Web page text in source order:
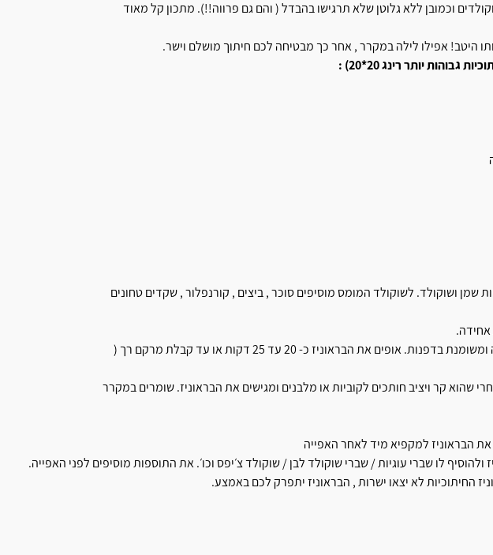
וכמובן ללא גלוטן שלא תרגישו בהבדל ( והם גם פרווה!!). מתכון קל מאוד
היטב! אפילו לילה במקרר , אחר כך מבטיחה לכם חיתוך מושלם וישר.
במיקרוגל בפולסים של 30 שניות שמן ושוקולד. לשוקולד המומס מוסיפים סוכר , ביצים , קורנפלור , שקדים טחונים
אחידה.
מעבירים לתבנית מרופדת בנייר אפייה ומשומנת בדפנות. אופים את הבראוניז כ- 20 עד 25 דקות או עד קבלת מרקם רך (
שהוא קר ויציב חותכים לקוביות או מלבנים ומגישים את הבראוניז. שומרים במקרר
הבראוניז למקפיא מיד לאחר האפייה
לו שברי עוגיות / שברי שוקולד לבן / שוקולד צ׳יפס וכו׳. את התוספות מוסיפים לפני האפייה.
החיתוכיות לא יצאו ישרות , הבראוניז יתפרק לכם באמצע.